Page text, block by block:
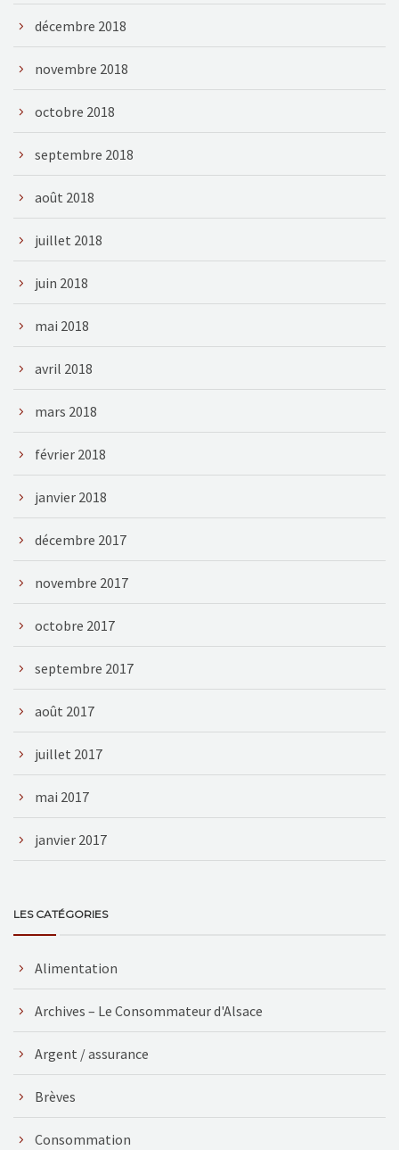
décembre 2018
novembre 2018
octobre 2018
septembre 2018
août 2018
juillet 2018
juin 2018
mai 2018
avril 2018
mars 2018
février 2018
janvier 2018
décembre 2017
novembre 2017
octobre 2017
septembre 2017
août 2017
juillet 2017
mai 2017
janvier 2017
LES CATÉGORIES
Alimentation
Archives – Le Consommateur d'Alsace
Argent / assurance
Brèves
Consommation